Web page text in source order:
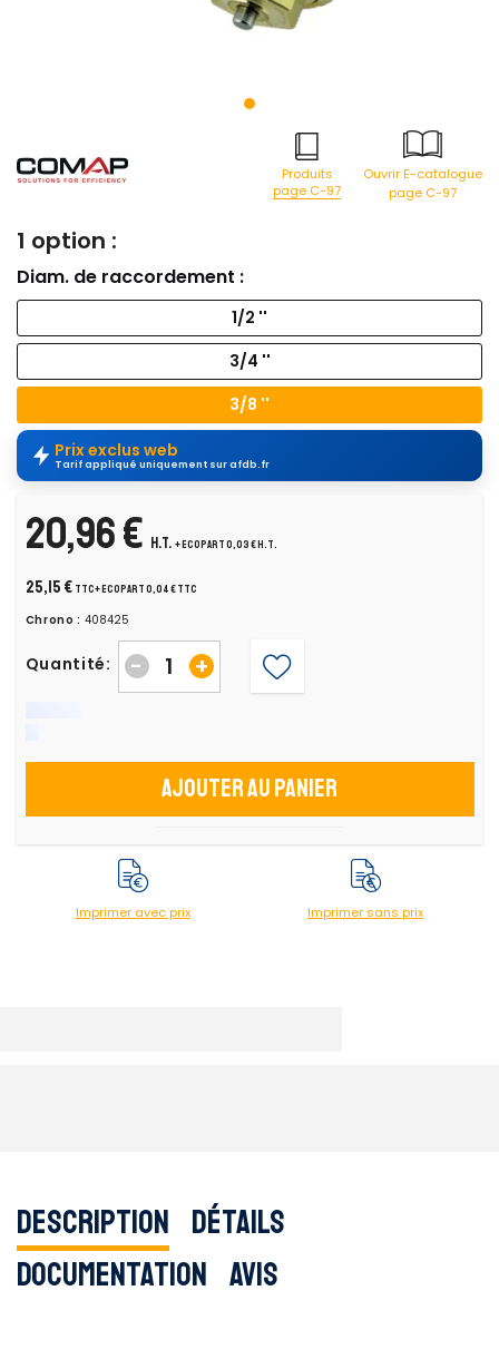
Produits
page C-97
Ouvrir E-catalogue
page C-97
1 option :
Diam. de raccordement :
1/2 ''
3/4 ''
3/8 ''
Prix exclus web
Tarif appliqué uniquement sur afdb.fr
20,96 € H.T. + ecopart 0,03 € H.T.
25,15 € TTC+ ecopart 0,04 € TTC
Chrono : 408425
Quantité: +
-
Ajouter au panier
Imprimer avec prix Imprimer sans prix
Description Détails
Documentation Avis